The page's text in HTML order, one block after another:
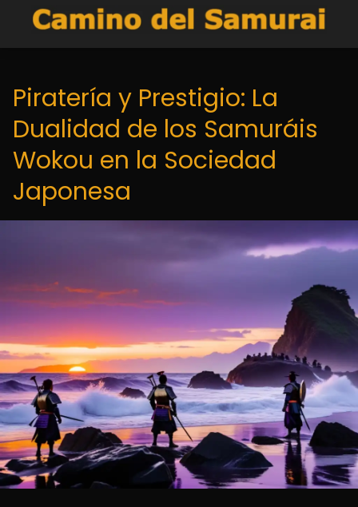
Piratería y Prestigio: La
Dualidad de los Samuráis
Wokou en la Sociedad
Japonesa